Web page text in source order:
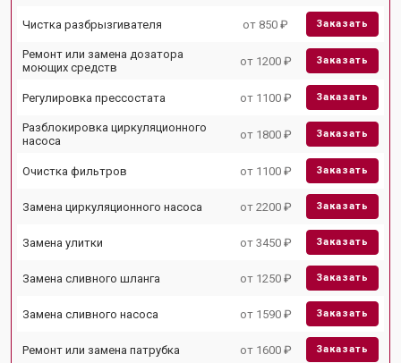
Чистка разбрызгивателя от 850 ₽ Заказать
Ремонт или замена дозатора
моющих средств
от 1200 ₽ Заказать
Регулировка прессостата от 1100 ₽ Заказать
Разблокировка циркуляционного
насоса
от 1800 ₽ Заказать
Очистка фильтров от 1100 ₽ Заказать
Замена циркуляционного насоса от 2200 ₽ Заказать
Замена улитки от 3450 ₽ Заказать
Замена сливного шланга от 1250 ₽ Заказать
Замена сливного насоса от 1590 ₽ Заказать
Ремонт или замена патрубка от 1600 ₽ Заказать